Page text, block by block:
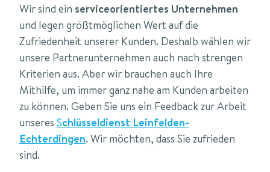
Wir sind ein serviceorientiertes Unternehmen
und legen größtmöglichen Wert auf die
Zufriedenheit unserer Kunden. Deshalb wählen wir
unsere Partnerunternehmen auch nach strengen
Kriterien aus. Aber wir brauchen auch Ihre
Mithilfe, um immer ganz nahe am Kunden arbeiten
zu können. Geben Sie uns ein Feedback zur Arbeit
unseres Schlüsseldienst Leinfelden-
Echterdingen. Wir möchten, dass Sie zufrieden
sind.